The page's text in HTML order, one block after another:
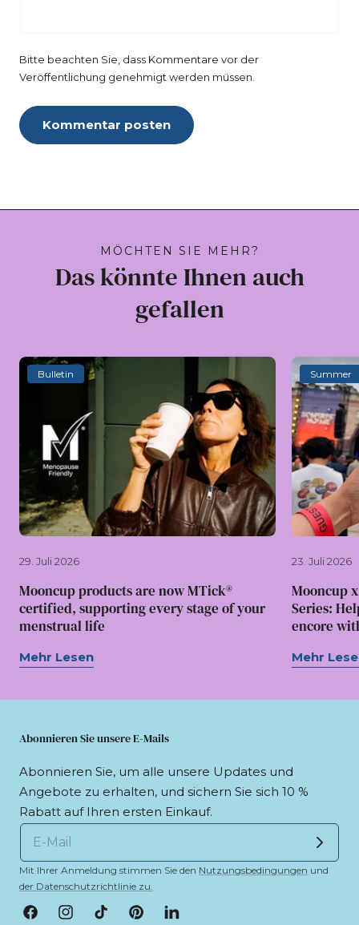
Bitte beachten Sie, dass Kommentare vor der
Veröffentlichung genehmigt werden müssen.
Kommentar posten
MÖCHTEN SIE MEHR?
Das könnte Ihnen auch
gefallen
Bulletin
29. Juli 2026
Mooncup products are now MTick®
certified, supporting every stage of your
menstrual life
Mehr Lesen
Summer
23. Juli 2026
Mooncup
Series:
encore
Mehr
Abonnieren Sie unsere E-Mails
Abonnieren Sie, um alle unsere Updates und
Angebote zu erhalten, und sichern Sie sich 10 %
Rabatt auf Ihren ersten Einkauf.
Mit Ihrer Anmeldung stimmen Sie den Nutzungsbedingungen und
der Datenschutzrichtlinie zu.
FacebookInstagramTikTokPinterestLinkedIn